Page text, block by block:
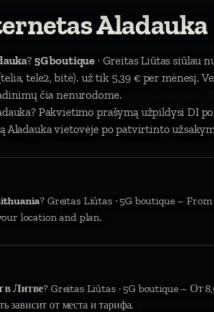
Aladauka
? 5G boutique · Greitas Liūtas siūlau
tele2, bitė). už tik 5,39 € per
čia nenurodome.
Pakvietimo prašymą užpildysi DI
Aladauka vietovėje po patvirtinto
? Greitas Liūtas · 5G boutique –
location and plan.
в Литве? Greitas Liūtas · 5G boutique – От
зависит от места и тарифа.